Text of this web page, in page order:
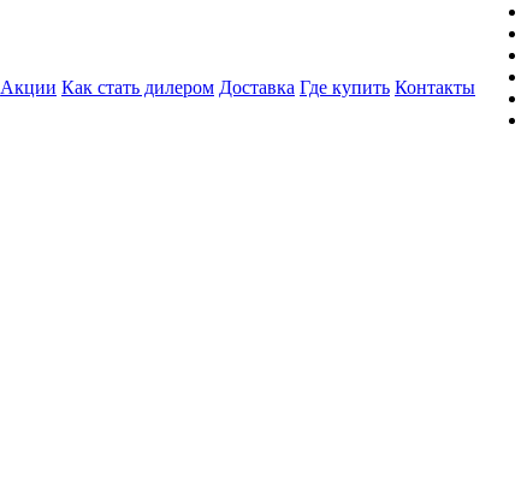
Акции Как стать дилером Доставка Где купить Контакты